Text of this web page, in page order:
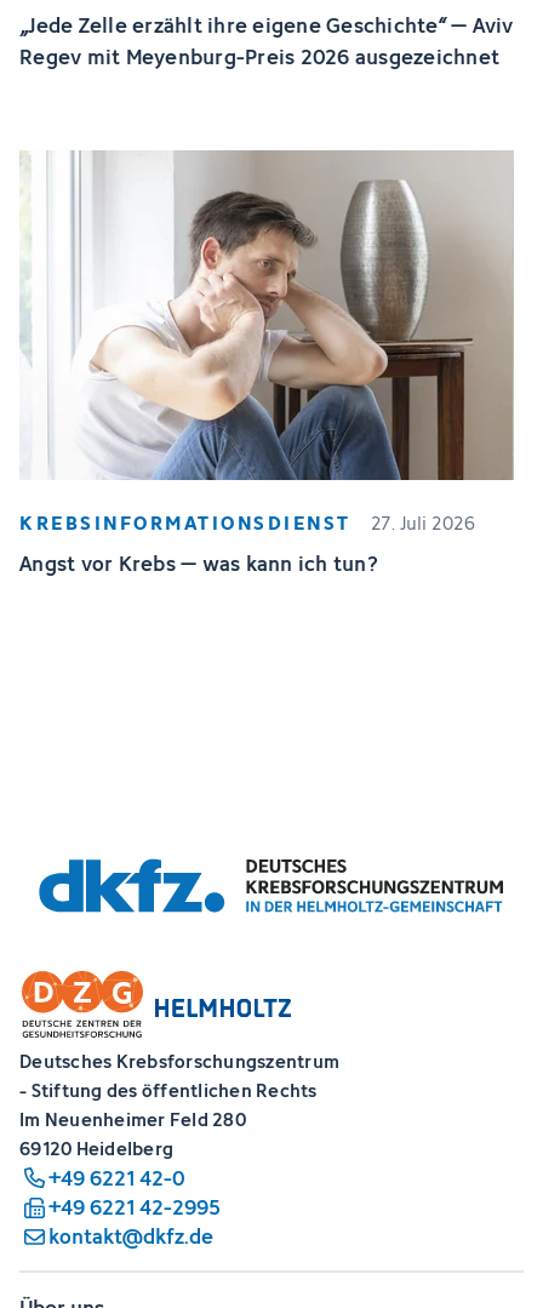
„Jede Zelle erzählt ihre eigene Geschichte“ – Aviv
Regev mit Meyenburg-Preis 2026 ausgezeichnet
KREBSINFORMATIONSDIENST 27. Juli 2026
Angst vor Krebs – was kann ich tun?
Deutsches Krebsforschungszentrum
- Stiftung des öffentlichen Rechts
Im Neuenheimer Feld 280
69120 Heidelberg
+49 6221 42-0
+49 6221 42-2995
kontakt@dkfz.de